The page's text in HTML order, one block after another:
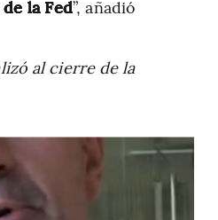
la Fed”, añadió
al cierre de la